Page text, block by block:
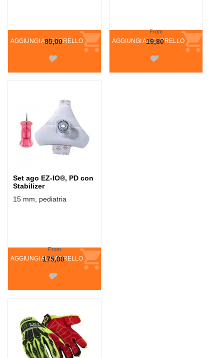
AGGIUNGI AL CARRELLO
85,00 AGGIUNGI AL CARRELLO
From
19,80
Set ago EZ-IO®, PD con
Stabilizer
15 mm, pediatria
AGGIUNGI AL CARRELLO
From
175,00